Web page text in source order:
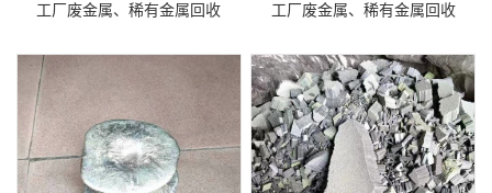
工厂废金属、稀有金属回收 工厂废金属、稀有金属回收